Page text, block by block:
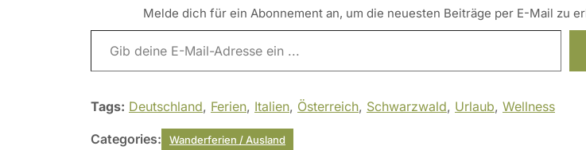
Melde dich für ein Abonnement an, um die neuesten Beiträge per E-Mail zu
Gib deine E-Mail-Adresse ein ...
Tags: Deutschland, Ferien, Italien, Österreich, Schwarzwald, Urlaub, Wellness
Categories: Wanderferien / Ausland